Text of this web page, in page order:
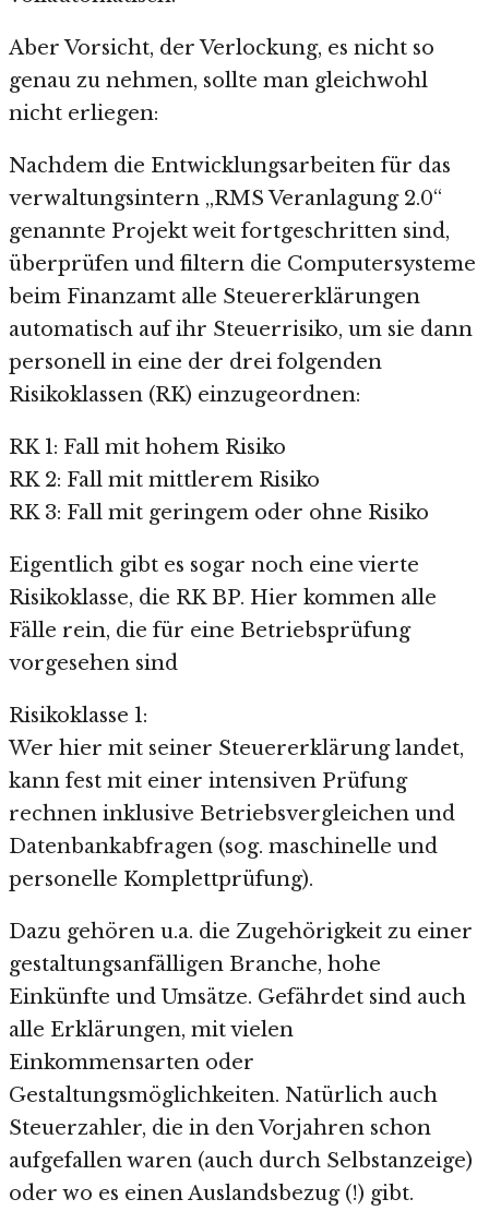
Aber Vorsicht, der Verlockung, es nicht so
genau zu nehmen, sollte man gleichwohl
nicht erliegen:
Nachdem die Entwicklungsarbeiten für das
verwaltungsintern „RMS Veranlagung 2.0“
genannte Projekt weit fortgeschritten sind,
überprüfen und filtern die Computersysteme
beim Finanzamt alle Steuererklärungen
automatisch auf ihr Steuerrisiko, um sie dann
personell in eine der drei folgenden
Risikoklassen (RK) einzugeordnen:
RK 1: Fall mit hohem Risiko
RK 2: Fall mit mittlerem Risiko
RK 3: Fall mit geringem oder ohne Risiko
Eigentlich gibt es sogar noch eine vierte
Risikoklasse, die RK BP. Hier kommen alle
Fälle rein, die für eine Betriebsprüfung
vorgesehen sind
Risikoklasse 1:
Wer hier mit seiner Steuererklärung landet,
kann fest mit einer intensiven Prüfung
rechnen inklusive Betriebsvergleichen und
Datenbankabfragen (sog. maschinelle und
personelle Komplettprüfung).
Dazu gehören u.a. die Zugehörigkeit zu einer
gestaltungsanfälligen Branche, hohe
Einkünfte und Umsätze. Gefährdet sind auch
alle Erklärungen, mit vielen
Einkommensarten oder
Gestaltungsmöglichkeiten. Natürlich auch
Steuerzahler, die in den Vorjahren schon
aufgefallen waren (auch durch Selbstanzeige)
oder wo es einen Auslandsbezug (!) gibt.